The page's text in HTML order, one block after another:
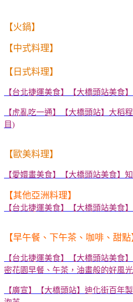
【火鍋】
【中式料理】
【日式料理】
【台北捷運美食】【大橋頭站美食】
【虎亂吃一通】【大橋頭站】大稻
目)
【歐美料理】
【愛嬛畫美食】【大橋頭站美食】
【其他亞洲料理】
【台北捷運美食】【大橋頭站美食
【早午餐、下午茶、咖啡、甜點
【台北捷運美食】【大橋頭站美食】
密花園早餐、午茶，油畫般的好風光
【廣宣】【大橋頭站】迪化街百年